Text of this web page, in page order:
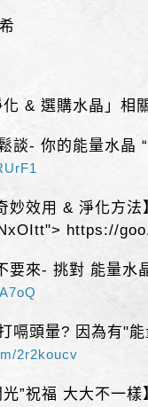
& 選購水晶」相
談- 你的能量水晶
妙效用 & 淨化方法
https://
要來- 挑對 能量水
嗝頭暈? 因為有"
2r2koucv
”祝福 大大不一樣